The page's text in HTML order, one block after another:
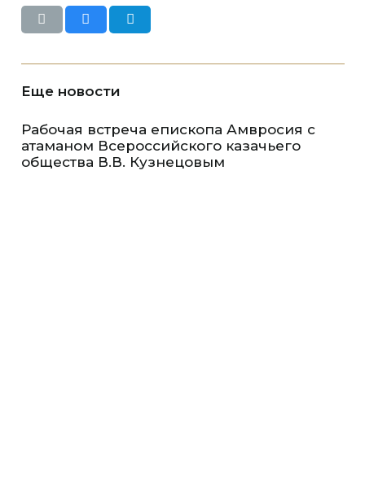
Еще новости
Рабочая встреча епископа Амвросия с
атаманом Всероссийского казачьего
общества В.В. Кузнецовым